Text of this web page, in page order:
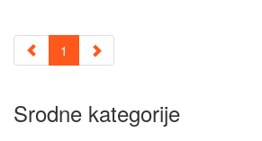
1
Srodne kategorije